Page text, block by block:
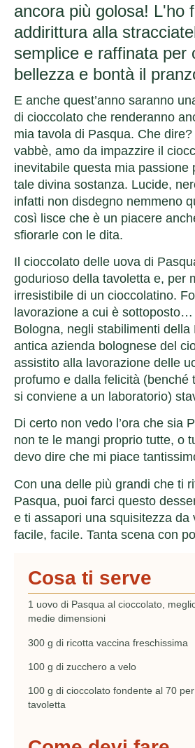
ancora più golosa! L'ho
addirittura alla
semplice e raffinata per
bellezza e bontà il
E anche quest’anno saranno
di cioccolato che renderanno
mia tavola di Pasqua. Che
vabbè, amo da impazzire il
inevitabile questa mia passione
tale divina sostanza. Lucide,
infatti non disdegno nemmeno
così lisce che è un piacere
sfiorarle con le dita.
Il cioccolato delle uova di
godurioso della tavoletta e, per
irresistibile di un cioccolatino.
lavorazione a cui è
Bologna, negli stabilimenti
antica azienda bolognese del
assistito alla lavorazione delle
profumo e dalla felicità (benché
si conviene a un laboratorio)
Di certo non vedo l’ora che sia
non te le mangi proprio tutte, o
devo dire che mi piace
Con una delle più grandi che ti
Pasqua, puoi farci questo
e ti assapori una squisitezza da
facile, facile. Tanta scena con
Cosa ti serve
1 uovo di Pasqua al cioccolato,
medie dimensioni
300 g di ricotta vaccina freschissima
100 g di zucchero a velo
100 g di cioccolato fondente al 70
tavoletta